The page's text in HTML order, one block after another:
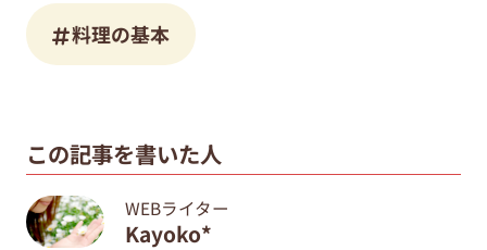
料理の基本
この記事を書いた人
WEBライター
Kayoko*